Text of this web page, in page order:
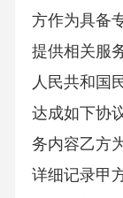
方作为具备
提供相关服
人民共和国
达成如下协
务内容乙方
详细记录甲